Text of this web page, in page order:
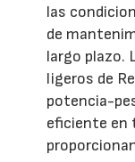
las
de
largo plazo.
ligeros de
potencia-
eficiente en